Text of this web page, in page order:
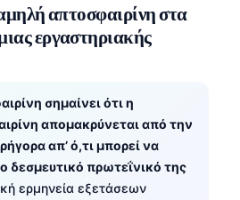
απτοσφαιρίνη στα
εργαστηριακής
σημαίνει ότι η
απομακρύνεται από την
απ’ ό,τι μπορεί να
δεσμευτικό πρωτεΐνικό της
ερμηνεία εξετάσεων